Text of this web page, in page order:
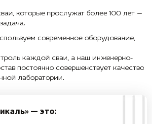
которые прослужат более 100 лет —
современное оборудование,
каждой сваи, а наш инженерно-
постоянно совершенствует качество
лаборатории.
— это: